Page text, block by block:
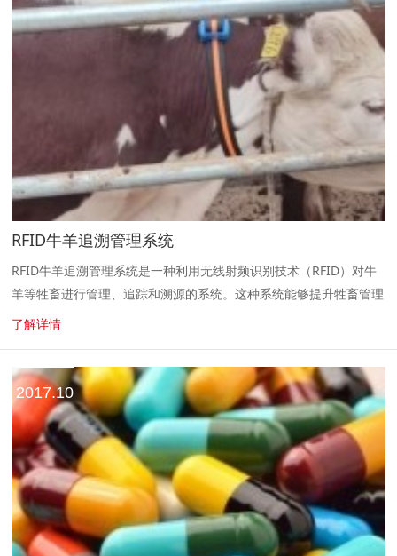
RFID牛羊追溯管理系统
RFID牛羊追溯管理系统是一种利用无线射频识别技术（RFID）对牛
羊等牲畜进行管理、追踪和溯源的系统。这种系统能够提升牲畜管理
的效率，加强食品安全，保障消费者的健康。...
了解详情
2017.10